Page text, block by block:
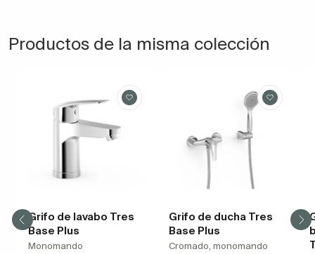
Productos de la misma colección
Grifo de lavabo Tres
Base Plus
Monomando
Grifo de ducha Tres
Base Plus
Cromado, monomando